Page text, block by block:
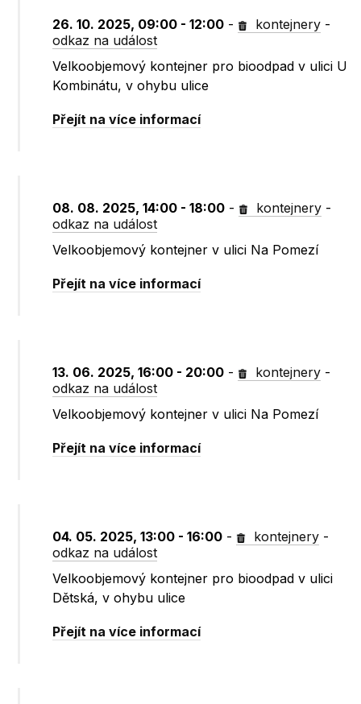
26. 10. 2025, 09:00 - 12:00 - kontejnery -
odkaz na událost
Velkoobjemový kontejner pro bioodpad v ulici U
Kombinátu, v ohybu ulice
Přejít na více informací
08. 08. 2025, 14:00 - 18:00 - kontejnery -
odkaz na událost
Velkoobjemový kontejner v ulici Na Pomezí
Přejít na více informací
13. 06. 2025, 16:00 - 20:00 - kontejnery -
odkaz na událost
Velkoobjemový kontejner v ulici Na Pomezí
Přejít na více informací
04. 05. 2025, 13:00 - 16:00 - kontejnery -
odkaz na událost
Velkoobjemový kontejner pro bioodpad v ulici
Dětská, v ohybu ulice
Přejít na více informací